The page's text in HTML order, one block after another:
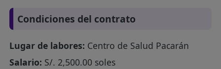
Condiciones del contrato
Lugar de labores: Centro de Salud Pacarán
Salario: S/. 2,500.00 soles